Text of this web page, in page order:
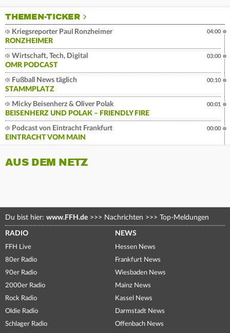
THEMEN-TICKER
Kriegsreporter Paul Ronzheimer
RONZHEIMER
04:00
Wirtschaft, Tech, Digital
OMR PODCAST
03:00
Fußball News täglich
STAMMPLATZ
00:10
Micky Beisenherz & Oliver Polak
BEISENHERZ UND POLAK – FRIENDLY FIRE
00:01
Podcast von Eintracht Frankfurt
EINTRACHT VOM MAIN
00:00
AUS DEM NETZ
Du bist hier: www.FFH.de >>> Nachrichten >>> Top-Meldungen
RADIO
FFH Live
80er Radio
90er Radio
2000er Radio
Rock Radio
Oldie Radio
Schlager Radio
NEWS
Hessen News
Frankfurt News
Wiesbaden News
Mainz News
Kassel News
Darmstadt News
Offenbach News